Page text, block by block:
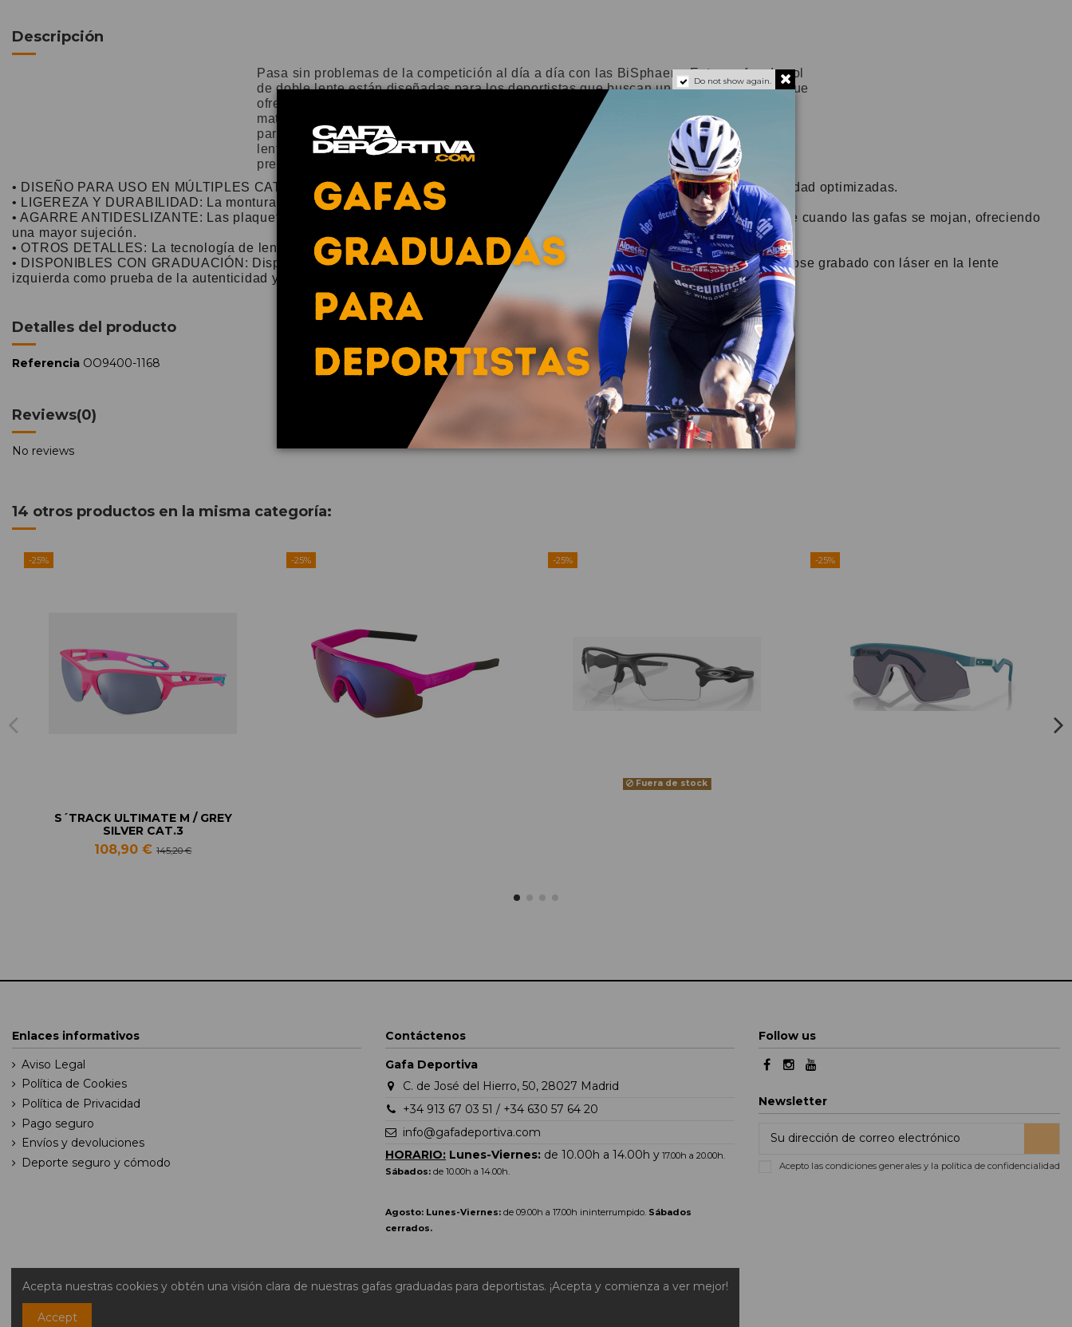
Descripción
Pasa sin problemas de la competición al día a día con las BiSphaera. Estas gafas de sol
de doble lente están diseñadas para los deportistas que buscan una montura versátil que
ofrezca todas las ventajas necesarias para el deporte y la vida. Está fabricada con el
material ligero O Matter™ e incorpora plaquetas nasales y terminales de Unobtanium®
para un ajuste cómodo y un agarre antideslizante. Están disponibles con tecnología de
lentes Prizm™ y opciones de lentes graduadas Oakley Authentic para ofrecerte
prestaciones mejoradas.
• DISEÑO PARA USO EN MÚLTIPLES CATEGORÍAS DEPORTIVAS: Diseño moderno de lentes dobles con sujeción y comodidad optimizadas.
• LIGEREZA Y DURABILIDAD: La montura de O Matter™ aporta comodidad durante todo el día.
• AGARRE ANTIDESLIZANTE: Las plaquetas nasales y los terminales de Unobtainium® proporcionan un agarre antideslizante cuando las gafas se mojan, ofreciendo
una mayor sujeción.
• OTROS DETALLES: La tecnología de lentes Prizm™ mejora el color y el contraste para ver con mayor nivel de detalle.
• DISPONIBLES CON GRADUACIÓN: Disponibles con lentes graduadas Oakley Authentic que vienen con el logotipo de la elipse grabado con láser en la lente
izquierda como prueba de la autenticidad y calidad de Oakley.
Detalles del producto
Referencia OO9400-1168
Reviews(0)
No reviews
14 otros productos en la misma categoría:
-25%
S´TRACK ULTIMATE M / GREY
SILVER CAT.3
108,90 €145,20 €
-25% -25%
Fuera de stock
-25%
Enlaces informativos
Aviso Legal
Política de Cookies
Política de Privacidad
Pago seguro
Envíos y devoluciones
Deporte seguro y cómodo
Contáctenos
Gafa Deportiva
C. de José del Hierro, 50, 28027 Madrid
+34 913 67 03 51 / +34 630 57 64 20
info@gafadeportiva.com
HORARIO: Lunes-Viernes: de 10.00h a 14.00h y 17.00h a 20.00h.
Sábados: de 10.00h a 14.00h.
Agosto: Lunes-Viernes: de 09.00h a 17.00h ininterrumpido. Sábados
cerrados.
Follow us
Newsletter
Acepto las condiciones generales y la política de confidencialidad
Do not show again.
Acepta nuestras cookies y obtén una visión clara de nuestras gafas graduadas para deportistas. ¡Acepta y comienza a ver mejor!
Accept